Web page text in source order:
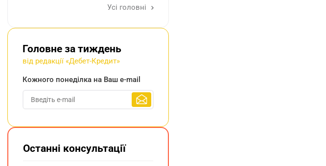
Усі головні
Головне за тиждень
від редакції «Дебет-Кредит»
Кожного понеділка на Ваш e-mail
Останні консультації